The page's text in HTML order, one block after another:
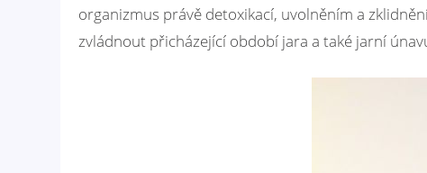
organizmus právě detoxikací, uvolněním a
zvládnout přicházející období jara a také jarní